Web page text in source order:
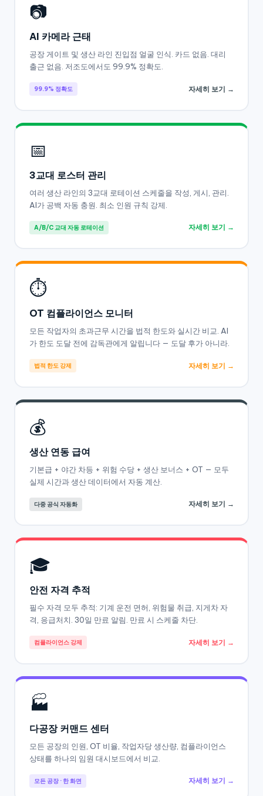
📷
AI 카메라 근태
공장 게이트 및 생산 라인 진입점 얼굴 인식. 카드 없음. 대리
출근 없음. 저조도에서도 99.9% 정확도.
99.9% 정확도 자세히 보기 →
📅
3교대 로스터 관리
여러 생산 라인의 3교대 로테이션 스케줄을 작성, 게시, 관리.
AI가 공백 자동 충원. 최소 인원 규칙 강제.
A/B/C 교대 자동 로테이션 자세히 보기 →
⏱
OT 컴플라이언스 모니터
모든 작업자의 초과근무 시간을 법적 한도와 실시간 비교. AI
가 한도 도달 전에 감독관에게 알립니다 — 도달 후가 아니라.
법적 한도 강제 자세히 보기 →
💰
생산 연동 급여
기본급 + 야간 차등 + 위험 수당 + 생산 보너스 + OT — 모두
실제 시간과 생산 데이터에서 자동 계산.
다중 공식 자동화 자세히 보기 →
🎓
안전 자격 추적
필수 자격 모두 추적: 기계 운전 면허, 위험물 취급, 지게차 자
격, 응급처치. 30일 만료 알림. 만료 시 스케줄 차단.
컴플라이언스 강제 자세히 보기 →
🏭
다공장 커맨드 센터
모든 공장의 인원, OT 비율, 작업자당 생산량, 컴플라이언스
상태를 하나의 임원 대시보드에서 비교.
모든 공장 · 한 화면 자세히 보기 →